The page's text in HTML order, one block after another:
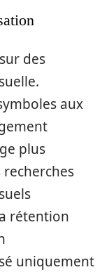
des
aux
plus
rétention
uniquement